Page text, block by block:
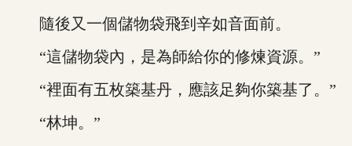
隨後又一個儲物袋飛到辛如音面前。
“這儲物袋內，是為師給你的修煉資源。”
“裡面有五枚築基丹，應該足夠你築基了。”
“林坤。”